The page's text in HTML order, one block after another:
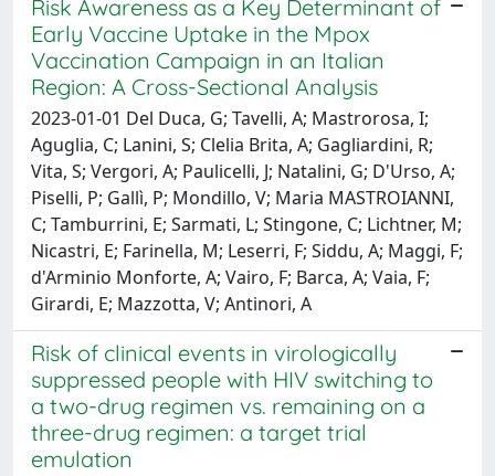
Risk Awareness as a Key Determinant of
Early Vaccine Uptake in the Mpox
Vaccination Campaign in an Italian
Region: A Cross-Sectional Analysis
2023-01-01 Del Duca, G; Tavelli, A; Mastrorosa, I;
Aguglia, C; Lanini, S; Clelia Brita, A; Gagliardini, R;
Vita, S; Vergori, A; Paulicelli, J; Natalini, G; D'Urso, A;
Piselli, P; Gallì, P; Mondillo, V; Maria MASTROIANNI,
C; Tamburrini, E; Sarmati, L; Stingone, C; Lichtner, M;
Nicastri, E; Farinella, M; Leserri, F; Siddu, A; Maggi, F;
d'Arminio Monforte, A; Vairo, F; Barca, A; Vaia, F;
Girardi, E; Mazzotta, V; Antinori, A
Risk of clinical events in virologically
suppressed people with HIV switching to
a two-drug regimen vs. remaining on a
three-drug regimen: a target trial
emulation